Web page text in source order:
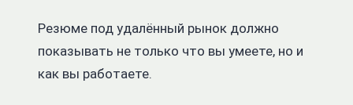
Резюме под удалённый рынок должно
показывать не только что вы умеете, но и
как вы работаете.